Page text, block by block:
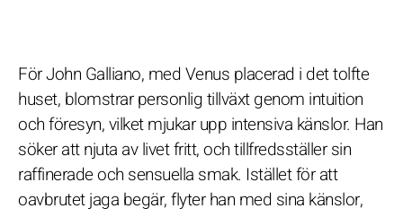
För John Galliano, med Venus placerad i det tolfte
huset, blomstrar personlig tillväxt genom intuition
och föresyn, vilket mjukar upp intensiva känslor. Han
söker att njuta av livet fritt, och tillfredsställer sin
raffinerade och sensuella smak. Istället för att
oavbrutet jaga begär, flyter han med sina känslor,